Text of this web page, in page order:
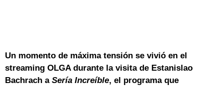
Un momento de máxima tensión se vivió en el
streaming OLGA durante la visita de Estanislao
Bachrach a Sería Increíble, el programa que